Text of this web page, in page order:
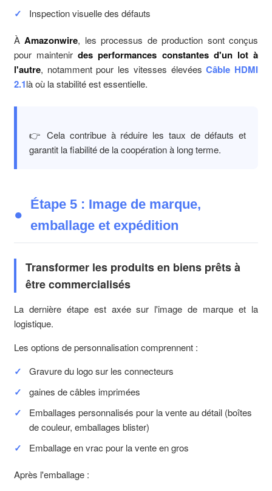
Inspection visuelle des défauts
ÀAmazonwire, les processus de production sont conçus
pour maintenirdes performances constantes d'un lot à
l'autre, notamment pour les vitesses élevéesCâble HDMI
2.1là où la stabilité est essentielle.
👉 Cela contribue à réduire les taux de défauts et
garantit la fiabilité de la coopération à long terme.
Étape 5 : Image de marque,
emballage et expédition
Transformer les produits en biens prêts à
être commercialisés
La dernière étape est axée sur l'image de marque et la
logistique.
Les options de personnalisation comprennent :
Gravure du logo sur les connecteurs
gaines de câbles imprimées
Emballages personnalisés pour la vente au détail (boîtes
de couleur, emballages blister)
Emballage en vrac pour la vente en gros
Après l'emballage :